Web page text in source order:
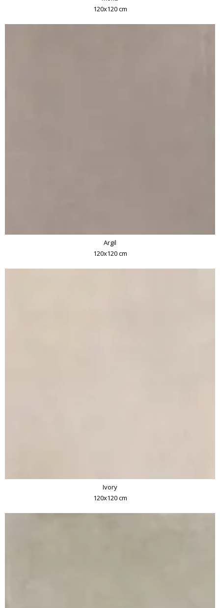
120x120 cm
Argil
120x120 cm
Ivory
120x120 cm